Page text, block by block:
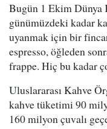
Bugün 1 Ekim Dünya
günümüzdeki kadar
uyanmak için bir
espresso, öğleden
frappe. Hiç bu kadar
Uluslararası Kahve
kahve tüketimi 90
160 milyon çuvalı